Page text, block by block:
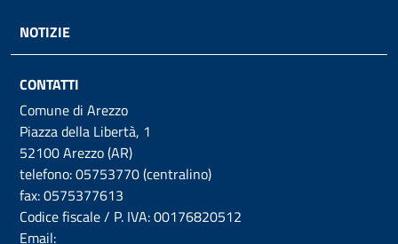
NOTIZIE
CONTATTI
Comune di Arezzo
Piazza della Libertà, 1
52100 Arezzo (AR)
telefono: 05753770 (centralino)
fax: 0575377613
Codice fiscale / P. IVA: 00176820512
Email: